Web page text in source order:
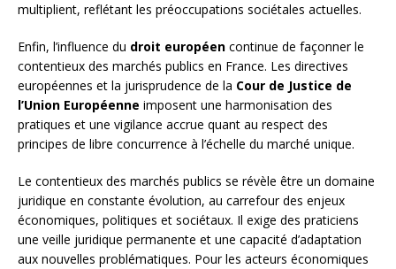
multiplient, reflétant les préoccupations sociétales actuelles.
Enfin, l’influence du droit européen continue de façonner le
contentieux des marchés publics en France. Les directives
européennes et la jurisprudence de la Cour de Justice de
l’Union Européenne imposent une harmonisation des
pratiques et une vigilance accrue quant au respect des
principes de libre concurrence à l’échelle du marché unique.
Le contentieux des marchés publics se révèle être un domaine
juridique en constante évolution, au carrefour des enjeux
économiques, politiques et sociétaux. Il exige des praticiens
une veille juridique permanente et une capacité d’adaptation
aux nouvelles problématiques. Pour les acteurs économiques